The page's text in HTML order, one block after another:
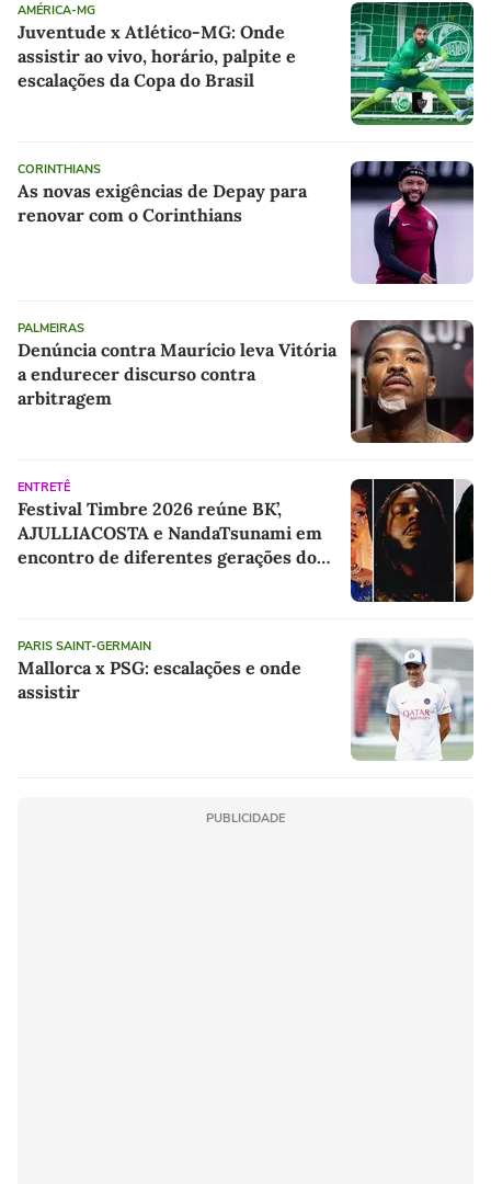
AMÉRICA-MG
Juventude x Atlético-MG: Onde
assistir ao vivo, horário, palpite e
escalações da Copa do Brasil
CORINTHIANS
As novas exigências de Depay para
renovar com o Corinthians
PALMEIRAS
Denúncia contra Maurício leva Vitória
a endurecer discurso contra
arbitragem
ENTRETÊ
Festival Timbre 2026 reúne BK’,
AJULLIACOSTA e NandaTsunami em
encontro de diferentes gerações do
PARIS SAINT-GERMAIN
Mallorca x PSG: escalações e onde
assistir
PUBLICIDADE